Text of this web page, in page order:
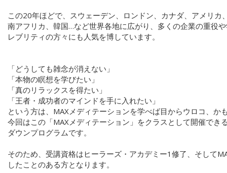
この20年ほどで、スウェーデン、ロンドン、カナダ、アメリカ
南アフリカ、韓国…など世界各地に広がり、多くの企業の重役
レブリティの方々にも人気を博しています。
「どうしても雑念が消えない」
「本物の瞑想を学びたい」
「真のリラックスを得たい」
「王者・成功者のマインドを手に入れたい」
という方は、MAXメディテーションを学べば目からウロコ、か
今回はこの「MAXメディテーション」をクラスとして開催でき
ダウンプログラムです。
そのため、受講資格はヒーラーズ・アカデミー1修了、そして
したことのある方となります。